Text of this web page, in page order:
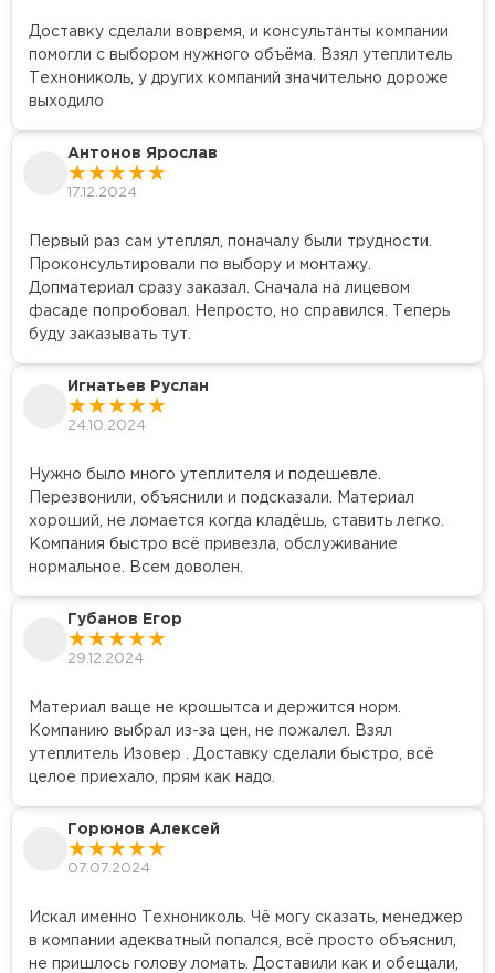
Доставку сделали вовремя, и консультанты компании
помогли с выбором нужного объёма. Взял утеплитель
Технониколь, у других компаний значительно дороже
выходило
Антонов Ярослав
17.12.2024
Первый раз сам утеплял, поначалу были трудности.
Проконсультировали по выбору и монтажу.
Допматериал сразу заказал. Сначала на лицевом
фасаде попробовал. Непросто, но справился. Теперь
буду заказывать тут.
Игнатьев Руслан
24.10.2024
Нужно было много утеплителя и подешевле.
Перезвонили, объяснили и подсказали. Материал
хороший, не ломается когда кладёшь, ставить легко.
Компания быстро всё привезла, обслуживание
нормальное. Всем доволен.
Губанов Егор
29.12.2024
Материал ваще не крошытса и держится норм.
Компанию выбрал из-за цен, не пожалел. Взял
утеплитель Изовер . Доставку сделали быстро, всё
целое приехало, прям как надо.
Горюнов Алексей
07.07.2024
Искал именно Технониколь. Чё могу сказать, менеджер
в компании адекватный попался, всё просто объяснил,
не пришлось голову ломать. Доставили как и обещали,
ПЕРЕЙТИ
ВСЕ ПРОИЗВОДИТЕЛИ